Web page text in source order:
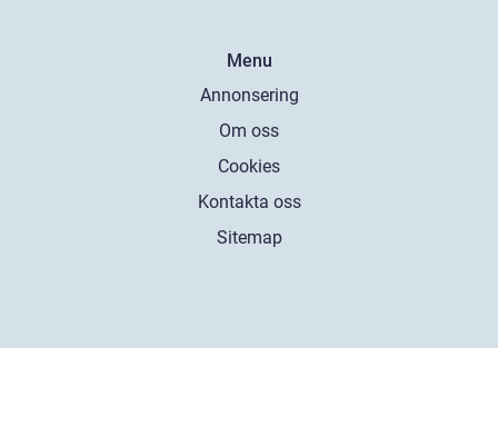
Menu
Annonsering
Om oss
Cookies
Kontakta oss
Sitemap